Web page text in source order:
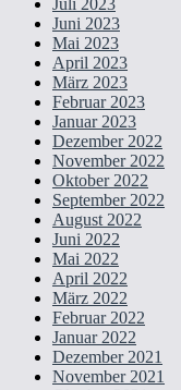
Juni 2023
Mai 2023
April 2023
März 2023
Februar 2023
Januar 2023
Dezember 2022
November 2022
Oktober 2022
September 2022
August 2022
Juni 2022
Mai 2022
April 2022
März 2022
Februar 2022
Januar 2022
Dezember 2021
November 2021